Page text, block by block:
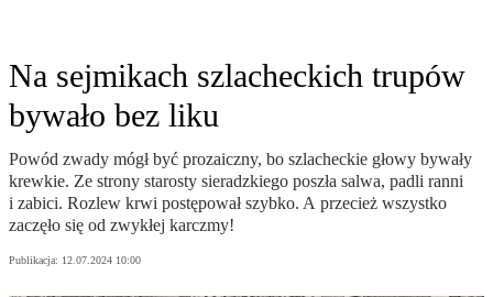
Na sejmikach szlacheckich trupów
bywało bez liku
Powód zwady mógł być prozaiczny, bo szlacheckie głowy bywały
krewkie. Ze strony starosty sieradzkiego poszła salwa, padli ranni
i zabici. Rozlew krwi postępował szybko. A przecież wszystko
zaczęło się od zwykłej karczmy!
Publikacja: 12.07.2024 10:00